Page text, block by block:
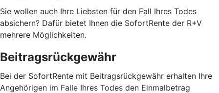
Sie wollen auch Ihre Liebsten für den Fall Ihres Todes
absichern? Dafür bietet Ihnen die SofortRente der R+V
mehrere Möglichkeiten.
Beitragsrückgewähr
Bei der SofortRente mit Beitragsrückgewähr erhalten Ihre
Angehörigen im Falle Ihres Todes den Einmalbetrag